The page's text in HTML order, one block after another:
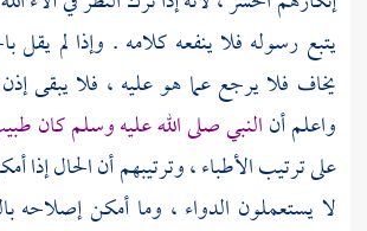
يتبع رسوله فلا ينفعه كلامه . وإذا لم يقل
يخاف فلا يرجع عما هو عليه ، فلا يبقى إذن
واعلم أنالنبي صلى الله عليه وسلم كان
على ترتيب الأطباء ، وترتيبهم أن الحال إذا
لا يستعملون الدواء ، وما أمكن إصلاحه